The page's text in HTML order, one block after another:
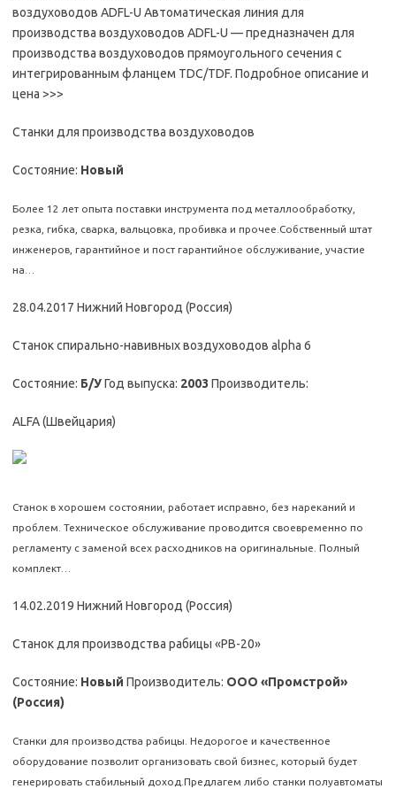
воздуховодов ADFL-U Автоматическая линия для
производства воздуховодов ADFL-U — предназначен для
производства воздуховодов прямоугольного сечения с
интегрированным фланцем TDC/TDF. Подробное описание и
цена >>>
Станки для производства воздуховодов
Состояние: Новый
Более 12 лет опыта поставки инструмента под металлообработку,
резка, гибка, сварка, вальцовка, пробивка и прочее.Собственный штат
инженеров, гарантийное и пост гарантийное обслуживание, участие
на…
28.04.2017 Нижний Новгород (Россия)
Станок спирально-навивных воздуховодов alpha 6
Состояние: Б/УГод выпуска: 2003 Производитель:
ALFA (Швейцария)
Станок в хорошем состоянии, работает исправно, без нареканий и
проблем. Техническое обслуживание проводится своевременно по
регламенту с заменой всех расходников на оригинальные. Полный
комплект…
14.02.2019 Нижний Новгород (Россия)
Станок для производства рабицы «РВ-20»
Состояние: Новый Производитель: ООО «Промстрой»
(Россия)
Станки для производства рабицы. Недорогое и качественное
оборудование позволит организовать свой бизнес, который будет
генерировать стабильный доход.Предлагем либо станки полуавтоматы